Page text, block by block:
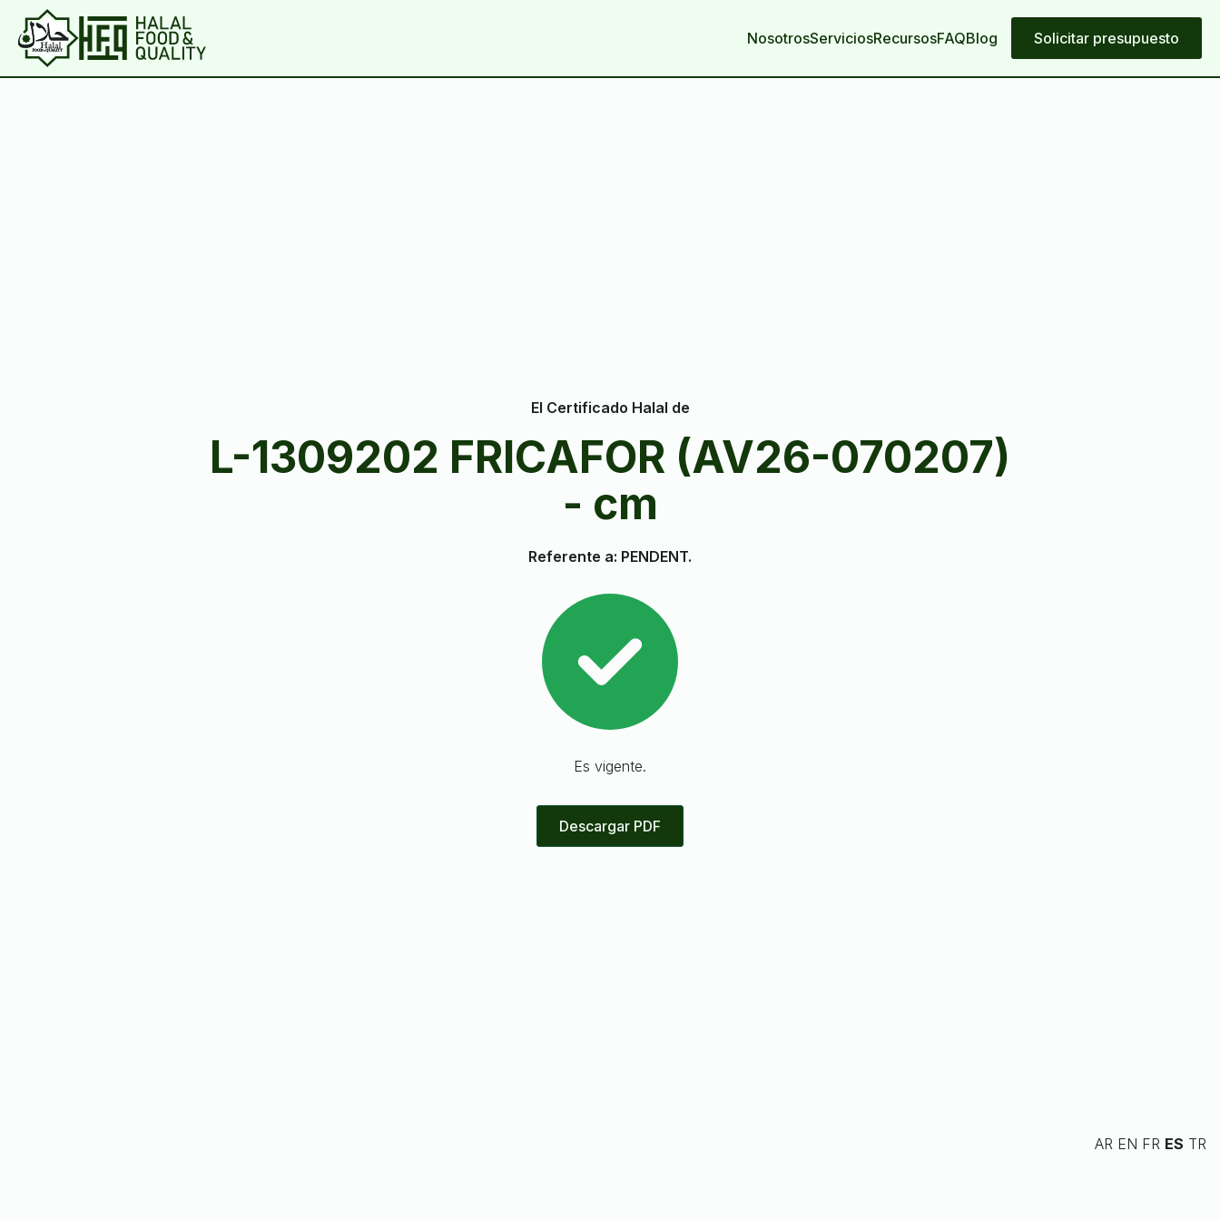
NosotrosServiciosRecursosFAQBlog Solicitar presupuesto
El Certificado Halal de
L-1309202 FRICAFOR (AV26-070207)
- cm
Referente a: PENDENT.
Es vigente.
Descargar PDF
AR EN FR ES TR